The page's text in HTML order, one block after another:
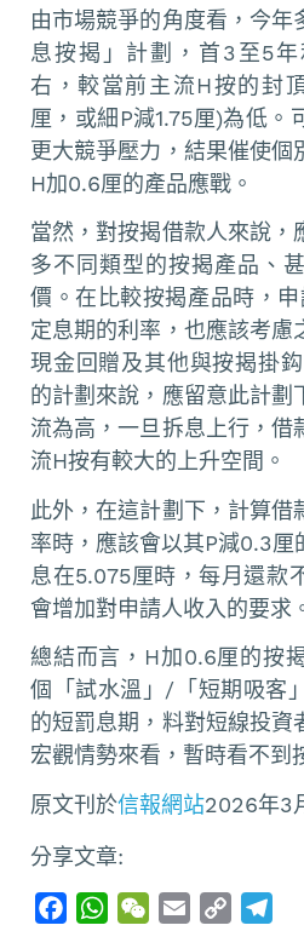
由市場競爭的角度看，今年
息按揭」計劃，首3至5
右，較當前主流H按的封
厘，或細P減1.75厘)為低。
更大競爭壓力，結果催使個
H加0.6厘的產品應戰。
當然，對按揭借款人來說，
多不同類型的按揭產品、
價。在比較按揭產品時，
定息期的利率，也應該考慮
現金回贈及其他與按揭掛
的計劃來說，應留意此計劃
流為高，一旦拆息上行，借
流H按有較大的上升空間。
此外，在這計劃下，計算借
率時，應該會以其P減0.3厘
息在5.075厘時，每月還款
會增加對申請人收入的要求
總結而言，H加0.6厘的按
個「試水溫」/「短期吸客
的短罰息期，料對短線投資
宏觀情勢來看，暫時看不到
原文刊於信報網站2026年3
分享文章:
W
W